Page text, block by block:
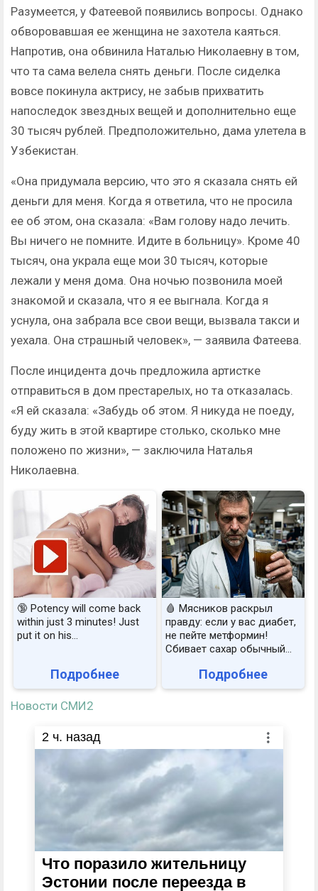
Разумеется, у Фатеевой появились вопросы. Однако
обворовавшая ее женщина не захотела каяться.
Напротив, она обвинила Наталью Николаевну в том,
что та сама велела снять деньги. После сиделка
вовсе покинула актрису, не забыв прихватить
напоследок звездных вещей и дополнительно еще
30 тысяч рублей. Предположительно, дама улетела в
Узбекистан.
«Она придумала версию, что это я сказала снять ей
деньги для меня. Когда я ответила, что не просила
ее об этом, она сказала: «Вам голову надо лечить.
Вы ничего не помните. Идите в больницу». Кроме 40
тысяч, она украла еще мои 30 тысяч, которые
лежали у меня дома. Она ночью позвонила моей
знакомой и сказала, что я ее выгнала. Когда я
уснула, она забрала все свои вещи, вызвала такси и
уехала. Она страшный человек», — заявила Фатеева.
После инцидента дочь предложила артистке
отправиться в дом престарелых, но та отказалась.
«Я ей сказала: «Забудь об этом. Я никуда не поеду,
буду жить в этой квартире столько, сколько мне
положено по жизни», — заключила Наталья
Николаевна.
🔞 Potency will come back
within just 3 minutes! Just
put it on his…
Подробнее
🩸 Мясников раскрыл
правду: если у вас диабет,
не пейте метформин!
Сбивает сахар обычный...
Подробнее
Новости СМИ2
2 ч. назад
Что поразило жительницу
Эстонии после переезда в